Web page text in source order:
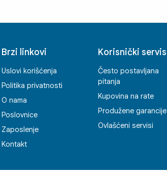
Brzi linkovi
Uslovi korišćenja
Politika privatnosti
O nama
Poslovnice
Zaposlenje
Kontakt
Korisnički servis
Često postavljana
pitanja
Kupovina na rate
Produžene garancije
Ovlašćeni servisi